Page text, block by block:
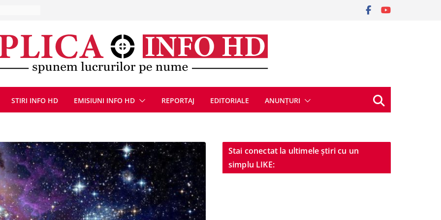
din
cu
DIN
STIRI INFO HD EMISIUNI INFO HD REPORTAJ EDITORIALE ANUNȚURI
Stai conectat la ultimele știri cu un
simplu LIKE: